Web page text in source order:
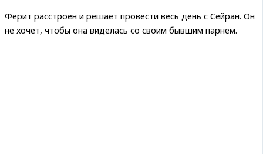
Ферит расстроен и решает провести весь день с Сейран. Он
не хочет, чтобы она виделась со своим бывшим парнем.